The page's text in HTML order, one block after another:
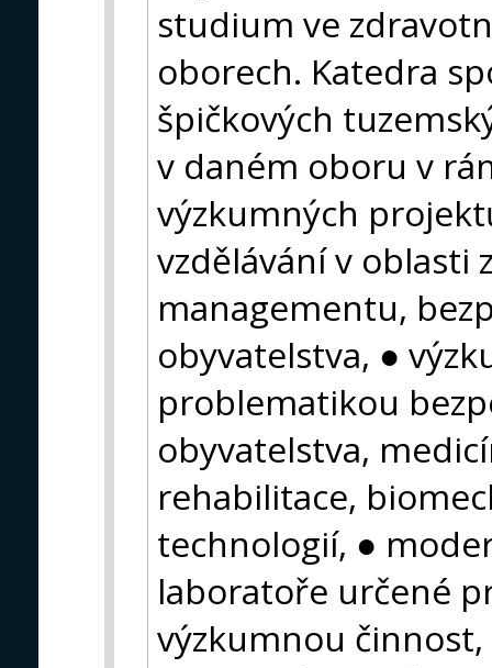
studium ve
oborech. Katedra
špičkových
v daném oboru v
výzkumných
vzdělávání v oblasti
managementu,
obyvatelstva, ●
problematikou
obyvatelstva,
rehabilitace,
technologií, ●
laboratoře určené
výzkumnou